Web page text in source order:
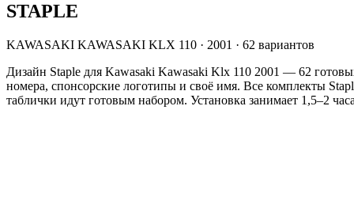
STAPLE
KAWASAKI KAWASAKI KLX 110 · 2001 · 62 вариантов
Дизайн Staple для Kawasaki Kawasaki Klx 110 2001 — 62
номера, спонсорские логотипы и своё имя. Все комплекты
таблички идут готовым набором. Установка занимает 1,5–2